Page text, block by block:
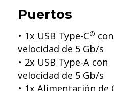
Puertos
• 1x USB Type-C® con
velocidad de 5 Gb/s
• 2x USB Type-A con
velocidad de 5 Gb/s
• 1x Alimentación de